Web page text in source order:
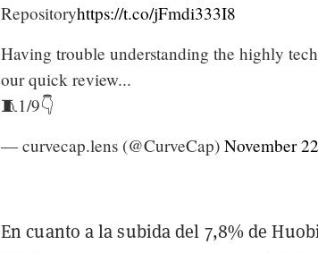
Repositoryhttps://t.co/jFmdi333I8
Having trouble understanding the highly
our quick review...
🧵1/9👇
— curvecap.lens (@CurveCap) November
En cuanto a la subida del 7,8% de